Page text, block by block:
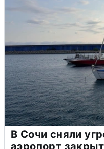
В Сочи сняли
аэропорт закрыт